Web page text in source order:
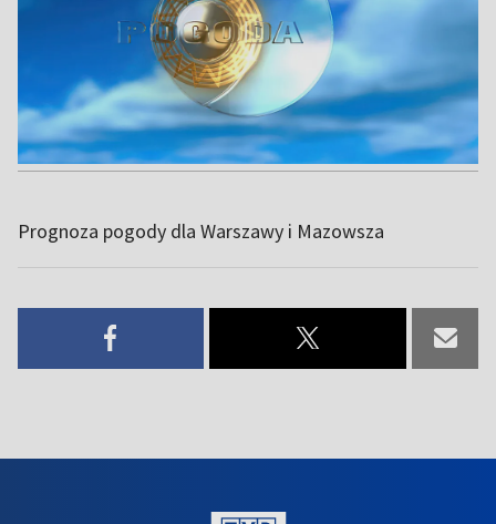
Prognoza pogody dla Warszawy i Mazowsza